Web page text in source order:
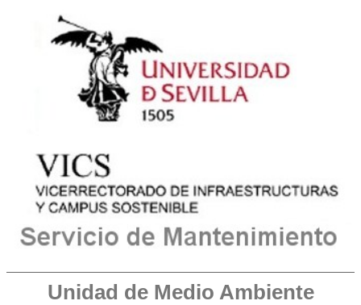
Unidad de Medio Ambiente